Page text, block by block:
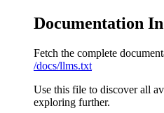
Documentation
Fetch the complete
/docs/llms.txt
Use this file to discover all
exploring further.